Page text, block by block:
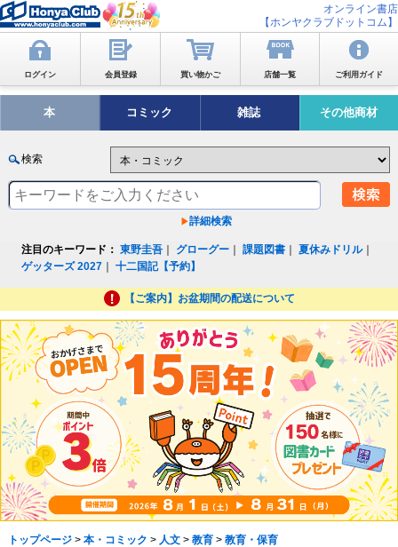
オンライン書店
【ホンヤクラブドットコム】
ログイン 会員登録 買い物かご 店舗一覧 ご利用ガイド
本 コミック 雑誌 その他商材
検索
詳細検索
注目のキーワード： 東野圭吾 グローグー ｜課題図書 ｜夏休みドリル｜
ゲッターズ 2027 ｜十二国記【予約】
【ご案内】お盆期間の配送について
トップページ> 本・コミック > 人文> 教育> 教育・保育